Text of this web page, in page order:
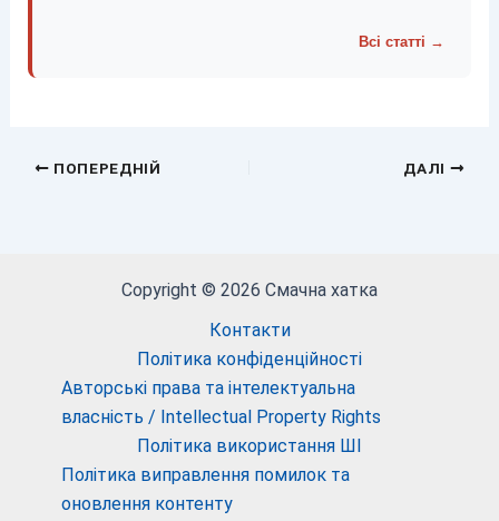
Всі статті →
ПОПЕРЕДНІЙ ДАЛІ
Copyright © 2026 Смачна хатка
Контакти
Політика конфіденційності
Авторські права та інтелектуальна
власність / Intellectual Property Rights
Політика використання ШІ
Політика виправлення помилок та
оновлення контенту